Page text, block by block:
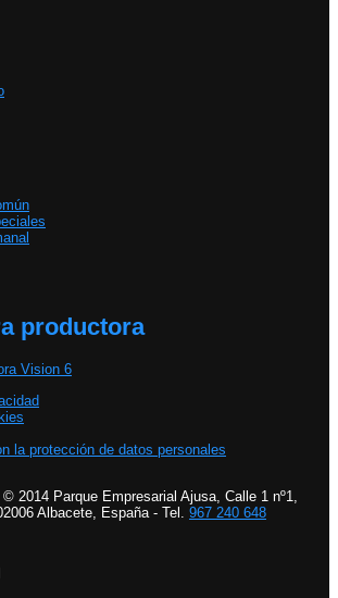
productora
la protección de datos personales
2014 Parque Empresarial Ajusa, Calle 1 nº1,
Albacete, España - Tel. 967 240 648